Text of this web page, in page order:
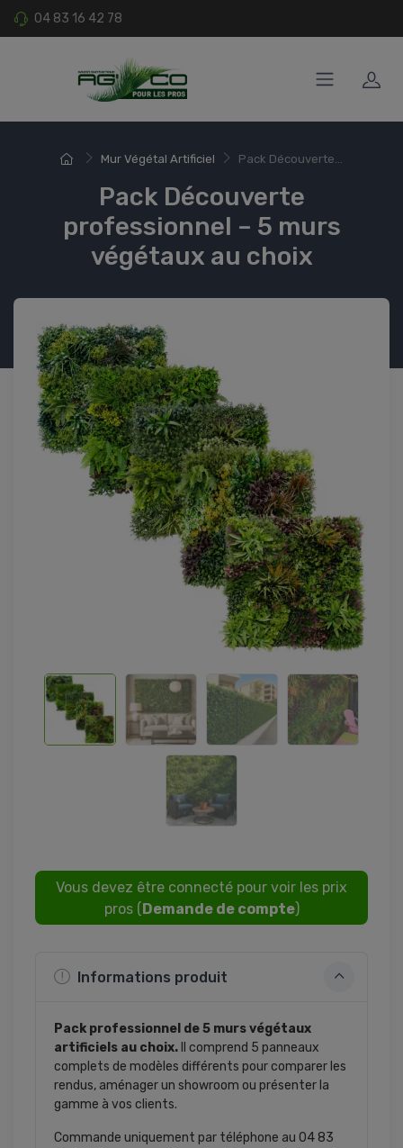
04 83 16 42 78
Mur Végétal Artificiel Pack Découverte...
Pack Découverte
professionnel – 5 murs
végétaux au choix
Vous devez être connecté pour voir les prix
pros (Demande de compte)
Informations produit
Pack professionnel de 5 murs végétaux
artificiels au choix. Il comprend 5 panneaux
complets de modèles différents pour comparer les
rendus, aménager un showroom ou présenter la
gamme à vos clients.
Commande uniquement par téléphone au 04 83